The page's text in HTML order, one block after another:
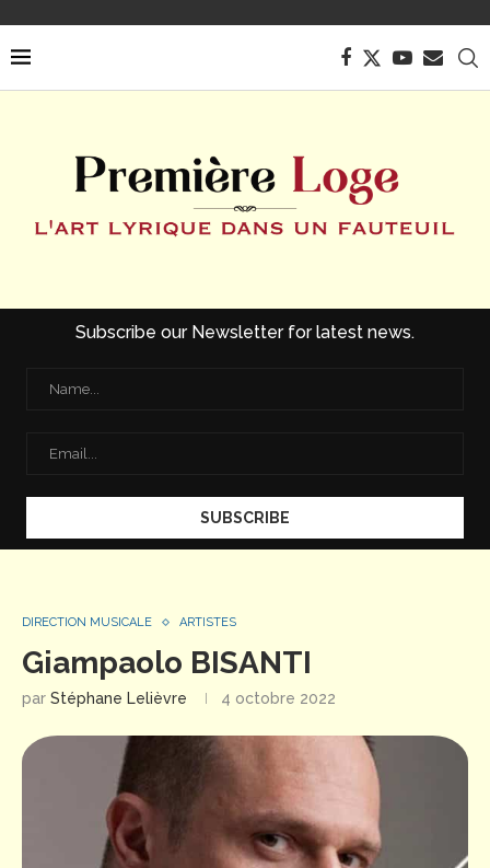
Subscribe our Newsletter for latest news.
DIRECTION MUSICALE ARTISTES
Giampaolo BISANTI
par Stéphane Lelièvre 4 octobre 2022